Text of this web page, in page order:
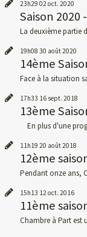
23h29 02 oct. 2020
Saison 2020
La deuxième partie
19h08 30 août 2020
14ème
Face à la situation
17h33 16 sept. 2018
13ème
En plus d'une
11h19 20 août 2018
12ème
Pendant onze ans,
15h13 12oct. 2016
11ème
Chambre à Part est